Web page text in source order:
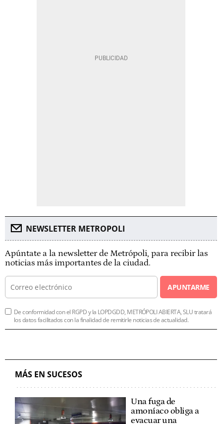
NEWSLETTER METROPOLI
Apúntate a la newsletter de Metrópoli, para recibir las
noticias más importantes de la ciudad.
APUNTARME
De conformidad con el RGPD y la LOPDGDD, METRÓPOLI ABIERTA, SLU tratará
los datos facilitados con la finalidad de remitirle noticias de actualidad.
MÁS EN SUCESOS
Una fuga de
amoníaco obliga a
evacuar una